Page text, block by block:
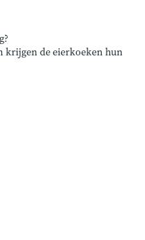
krijgen de eierkoeken hun